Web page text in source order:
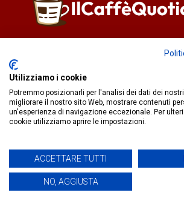
C.F. 92076900858
Chi siamo
Privacy & Cookie Policy
IlCaffèQuotidiano.online è una testata
presso il Tribunale di Caltanissetta n.02/
Realizzato da
Utilizziamo i cookie
Potremmo posizionarli per l'analisi dei dati dei
migliorare il nostro sito Web, mostrare contenuti
un'esperienza di navigazione eccezionale. Per
cookie utilizziamo aprire le impostazioni.
ACCETTARE TUTTI
NO, AGGIUSTA